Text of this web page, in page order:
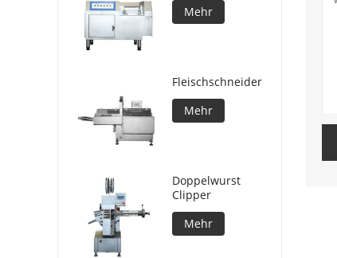
Mehr
Fleischschneider
Mehr
Doppelwurst
Clipper
Mehr